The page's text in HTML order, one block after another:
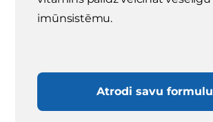
imūnsistēmu.
Atrodi savu formulu